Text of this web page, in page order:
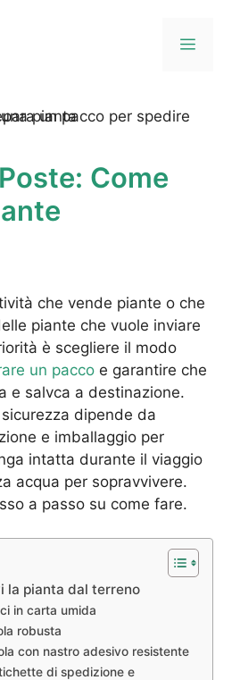
Menu
Come
che vende piante o che
piante che vuole inviare
è scegliere il modo
un pacco e garantire che
e salvca a destinazione.
dipende da
e imballaggio per
intatta durante il viaggio
acqua per sopravvivere.
a passo su come fare.
la pianta dal terreno
in carta umida
robusta
con nastro adesivo resistente
di spedizione e